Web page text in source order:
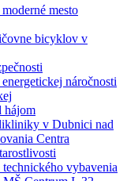
mesto
bicyklov v
náročnosti
hájom
v Dubnici nad
Centra
vybavenia